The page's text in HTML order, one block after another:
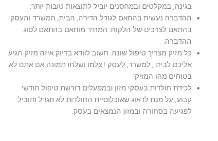
בגינה, במקלטים ובמחסנים יוביל לתוצאות טובות יותר.
ההדברה נעשית בהתאם לגודל הדירה, הבית, המשרד והעסק
בהתאם לצרכים של הלקוח. המחיר מותאם בהתאם לסוג
ההדברה.
כל מזיק מצריך טיפול שונה. חשוב לוודא בדיוק איזה מזיק הגיע
אליכם לבית , למשרד, לעסק ! צלמו ושלחו תמונה אם אתם לא
בטוחים מהו המזיק!
לכידת חולדות בעסקי מזון ובמפעלים דורשת טיפול חודשי
קבוע, על מנת לדאוג שאוכלוסיית החולדות לא תגדל ותוביל
לפגיעה בסחורה ובמזון הנמצאים בעסק.